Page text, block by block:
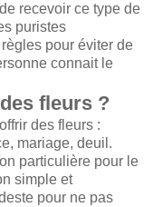
recevoir ce type de
puristes
pour éviter de
connait le
fleurs ?
des fleurs :
mariage, deuil.
particulière pour le
simple et
pour ne pas